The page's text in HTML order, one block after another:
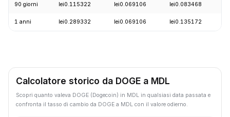
90 giorni lei0.115322 lei0.069106 lei0.083468
1 anni lei0.289332 lei0.069106 lei0.135172
Calcolatore storico da DOGE a MDL
Scopri quanto valeva DOGE (Dogecoin) in MDL in qualsiasi data passata e
confronta il tasso di cambio da DOGE a MDL con il valore odierno.